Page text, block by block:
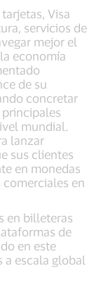
Visa
servicios de
mejor el
economía
de su
concretar
principales
mundial.
lanzar
sus clientes
en monedas
en
en billeteras
de
en este
a escala global